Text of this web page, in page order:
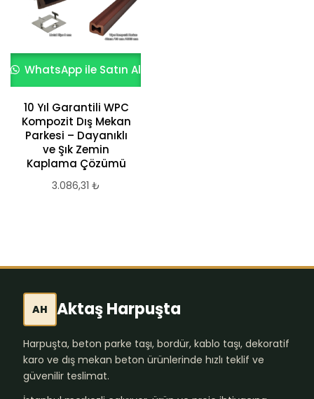
WhatsApp ile Satın Al
10 Yıl Garantili WPC
Kompozit Dış Mekan
Parkesi – Dayanıklı
ve Şık Zemin
Kaplama Çözümü
3.086,31 ₺
AH Aktaş Harpuşta
Harpuşta, beton parke taşı, bordür, kablo taşı, dekoratif
karo ve dış mekan beton ürünlerinde hızlı teklif ve
güvenilir teslimat.